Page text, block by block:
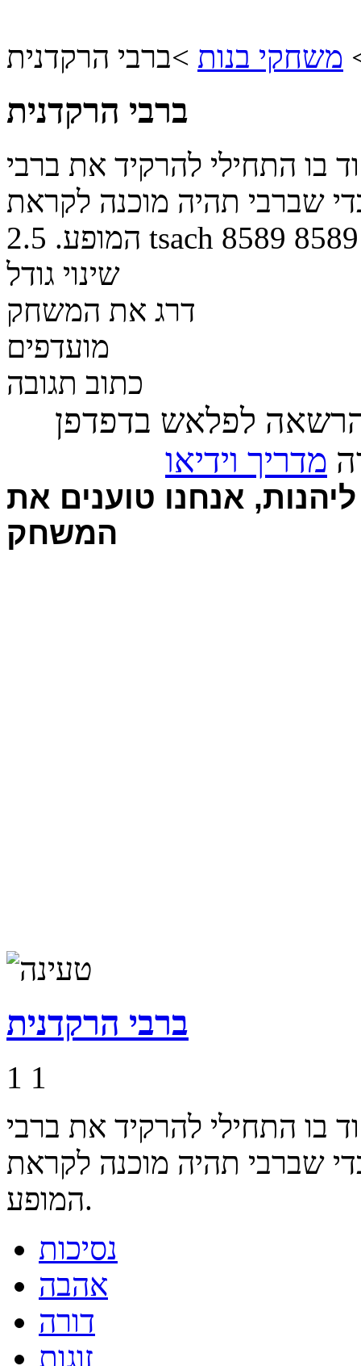
משחקי בנות >ברבי הרקדנית
ברבי הרקדנית
בו התחילי להרקיד את ברבי
שברבי תהיה מוכנה לקראת
המופע. 2.5 tsach 8589 8589
שינוי גודל
דרג את המשחק
מועדפים
כתוב תגובה
לפלאש בדפדפן
מדריך וידיאו
אנחנו טוענים את
המשחק
ברבי הרקדנית
1 1
בו התחילי להרקיד את ברבי
שברבי תהיה מוכנה לקראת
המופע.
נסיכות
אהבה
דורה
זוגות